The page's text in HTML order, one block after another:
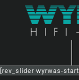
[rev_slider wyrwas-start]